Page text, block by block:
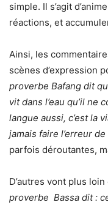
simple. Il s’agit
réactions, et
Ainsi, les
scènes d’expression
proverbe Bafang dit
vit dans l’eau qu’il ne
langue aussi, c’est la
jamais faire l’erreur
parfois déroutantes,
D’autres vont plus
proverbe Bassa dit :